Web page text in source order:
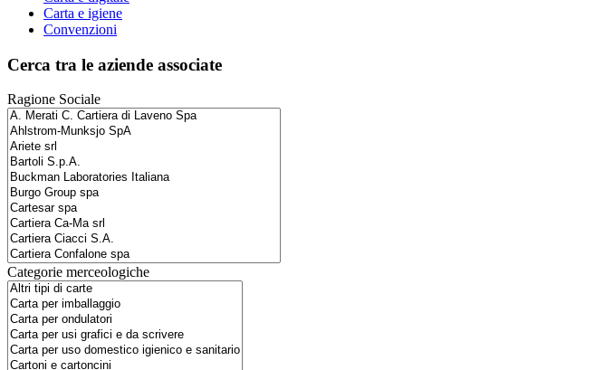
Carta e igiene
Convenzioni
Cerca tra le aziende associate
Ragione Sociale
Categorie merceologiche